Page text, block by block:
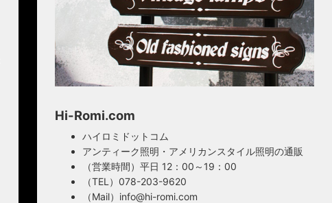
Hi-Romi.com
ハイロミドットコム
アンティーク照明・アメリカンスタイル照明の通販
（営業時間）平日 12：00～19：00
（TEL）078-203-9620
（Mail）info@hi-romi.com